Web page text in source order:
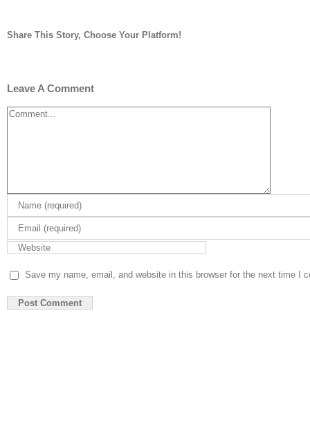
Share This Story, Choose Your Platform!
Leave A Comment
Comment
Save my name, email, and website in this browser for the next time I